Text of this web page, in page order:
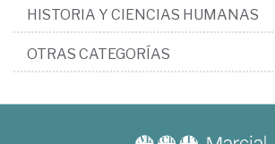
HISTORIA Y CIENCIAS HUMANAS
OTRAS CATEGORÍAS